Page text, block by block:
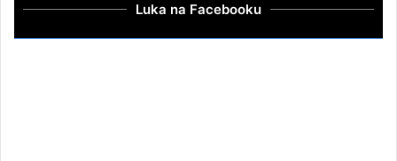
Luka na Facebooku